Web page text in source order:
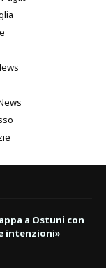
a Ostuni con
intenzioni»